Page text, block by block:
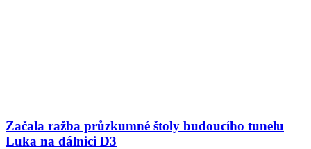
Začala ražba průzkumné štoly budoucího tunelu
Luka na dálnici D3